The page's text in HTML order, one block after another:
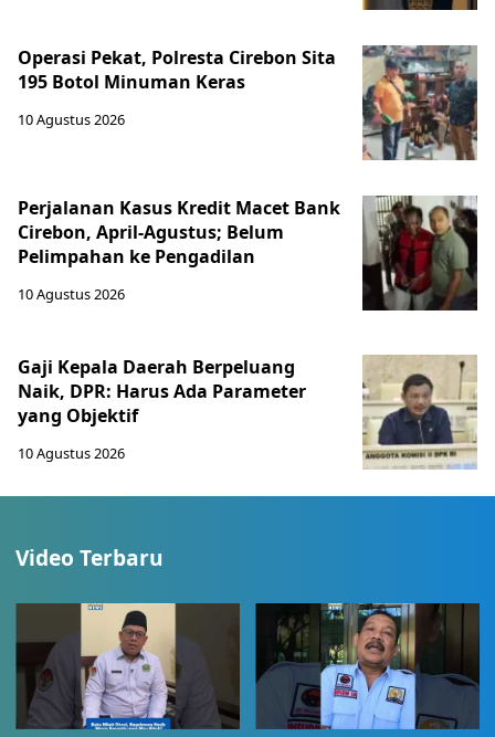
Operasi Pekat, Polresta Cirebon Sita
195 Botol Minuman Keras
10 Agustus 2026
Perjalanan Kasus Kredit Macet Bank
Cirebon, April-Agustus; Belum
Pelimpahan ke Pengadilan
10 Agustus 2026
Gaji Kepala Daerah Berpeluang
Naik, DPR: Harus Ada Parameter
yang Objektif
10 Agustus 2026
Video Terbaru